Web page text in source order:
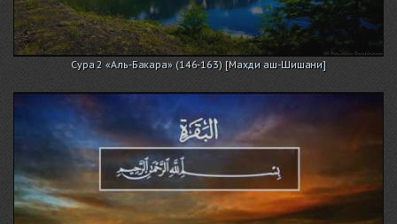
Сура 2 «Аль-Бакара» (146-163) [Махди аш-Шишани]